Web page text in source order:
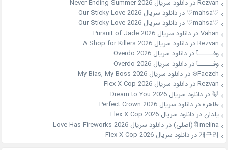
Rezvanدردانلود سریال Never-Ending Summer 2026
♡mahsa♡
دردانلود سریال Our Sticky Love 2026
♡mahsa♡
دردانلود سریال Our Sticky Love 2026
Vahanدردانلود سریال Pursuit of Jade 2026
Rezvanدردانلود سریال A Shop for Killers 2026
وفــــــآدردانلود سریال Overdo 2026
وفــــــآدردانلود سریال Overdo 2026
Faezeh❄️
دردانلود سریال My Bias, My Boss 2026
Rezvanدردانلود سریال Flex X Cop 2026
🦊دردانلود سریال Dream to You 2026
طاهرهدردانلود سریال Perfect Crown 2026
یلدان دردانلود سریال Flex X Cop 2026
melina🔖(اصلی)
دردانلود سریال Love Has Fireworks 2026
개구리دردانلود سریال Flex X Cop 2026